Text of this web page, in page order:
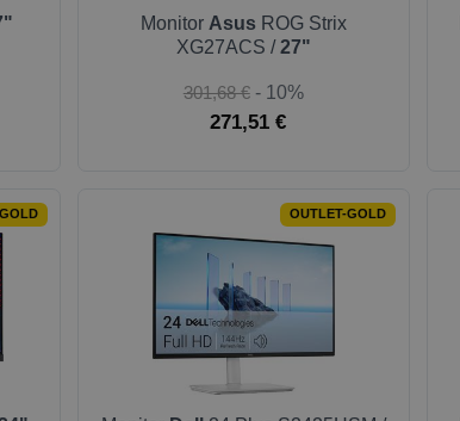
Monitor Asus ROG Strix
XG27ACS /27"
301,68 € - 10%
271,51 €
OUTLET-GOLD